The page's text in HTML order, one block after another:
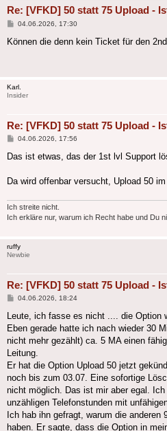
Re: [VFKD] 50 statt 75 Upload -
Beitrag
04.06.2026, 17:30
Können die denn kein Ticket für den
Karl.
Insider
Re: [VFKD] 50 statt 75 Upload -
Beitrag
04.06.2026, 17:56
Das ist etwas, das der 1st lvl Support
Da wird offenbar versucht, Upload 50
Ich streite nicht.
Ich erkläre nur, warum ich Recht habe und Du
ruffy
Newbie
Re: [VFKD] 50 statt 75 Upload -
Beitrag
04.06.2026, 18:24
Leute, ich fasse es nicht .... die Option
Eben gerade hatte ich nach wieder 30
nicht mehr gezählt) ca. 5 MA einen
Leitung.
Er hat die Option Upload 50 jetzt
noch bis zum 03.07. Eine sofortige
nicht möglich. Das ist mir aber egal.
unzähligen Telefonstunden mit
Ich hab ihn gefragt, warum die
haben. Er sagte, dass die Option in